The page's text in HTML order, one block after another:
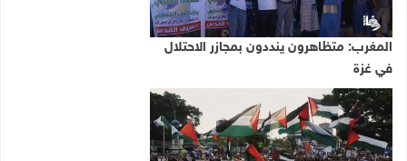
المغرب: متظاهرون ينددون بمجازر الاحتلال
في غزة